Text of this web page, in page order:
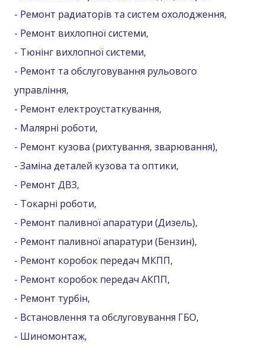
- Ремонт радиаторів та систем охолодження,
- Ремонт вихлопної системи,
- Тюнінг вихлопної системи,
- Ремонт та обслуговування рульового
управління,
- Ремонт електроустаткування,
- Малярні роботи,
- Ремонт кузова (рихтування, зварювання),
- Заміна деталей кузова та оптики,
- Ремонт ДВЗ,
- Токарні роботи,
- Ремонт паливної апаратури (Дизель),
- Ремонт паливної апаратури (Бензин),
- Ремонт коробок передач МКПП,
- Ремонт коробок передач АКПП,
- Ремонт турбін,
- Встановлення та обслуговування ГБО,
- Шиномонтаж,